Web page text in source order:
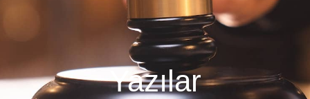
Yazılar